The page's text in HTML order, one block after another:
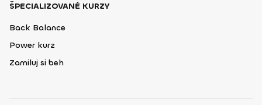
ŠPECIALIZOVANÉ KURZY
Back Balance
Power kurz
Zamiluj si beh